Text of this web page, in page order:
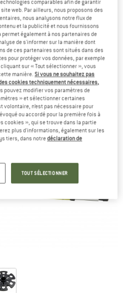
comparables afin de garantir
web. Par ailleurs, nous proposons des
nous analysons notre flux de
et la publicité et nous fournissons
également à nos partenaires de
de s'informer sur la manière dont
de ces partenaires sont situés dans des
pour protéger vos données, par exemple
sur « Tout sélectionner », vous
manière.Si vous ne souhaitez pas
cookies techniquement nécessaires,
pouvez modifier vos paramètres de
» et sélectionner certaines
n’est pas nécessaire pour
ou accordé pour la première fois à
cookies », qui se trouve dans la partie
plus d'informations, également sur les
tiers, dans notredéclaration de
TOUT SÉLECTIONNER